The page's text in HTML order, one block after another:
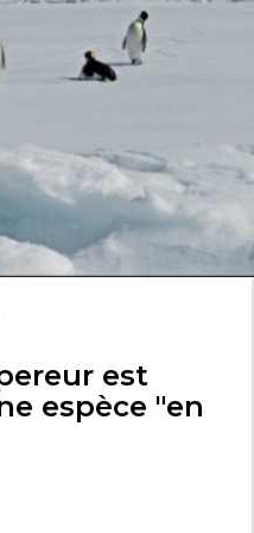
est
espèce "en